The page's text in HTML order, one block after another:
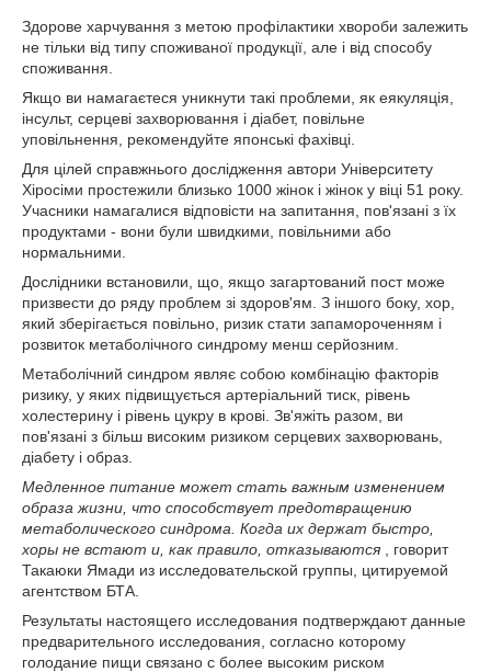
Здорове харчування з метою профілактики хвороби залежить
не тільки від типу споживаної продукції, але і від способу
споживання.
Якщо ви намагаєтеся уникнути такі проблеми, як еякуляція,
інсульт, серцеві захворювання і діабет, повільне
уповільнення, рекомендуйте японські фахівці.
Для цілей справжнього дослідження автори Університету
Хіросіми простежили близько 1000 жінок і жінок у віці 51 року.
Учасники намагалися відповісти на запитання, пов'язані з їх
продуктами - вони були швидкими, повільними або
нормальними.
Дослідники встановили, що, якщо загартований пост може
призвести до ряду проблем зі здоров'ям. З іншого боку, хор,
який зберігається повільно, ризик стати запамороченням і
розвиток метаболічного синдрому менш серйозним.
Метаболічний синдром являє собою комбінацію факторів
ризику, у яких підвищується артеріальний тиск, рівень
холестерину і рівень цукру в крові. Зв'яжіть разом, ви
пов'язані з більш високим ризиком серцевих захворювань,
діабету і образ.
Медленное питание может стать важным изменением
образа жизни, что способствует предотвращению
метаболического синдрома. Когда их держат быстро,
хоры не встают и, как правило, отказываются , говорит
Такаюки Ямади из исследовательской группы, цитируемой
агентством БТА.
Результаты настоящего исследования подтверждают данные
предварительного исследования, согласно которому
голодание пищи связано с более высоким риском